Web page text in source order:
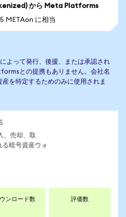
から Meta Platforms
METAon に相当
よって発行、後援、または承認され
との提携もありません。会社名
を特定するためのみに使用されま
、売却、取
る暗号資産ウォ
ンロード数 評価数